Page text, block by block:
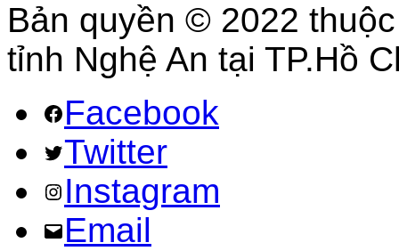
Bản quyền © 2022
tỉnh Nghệ An tại TP.Hồ
Facebook
Twitter
Instagram
Email